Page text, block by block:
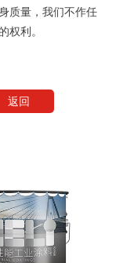
质量，我们不作任
权利。
返回